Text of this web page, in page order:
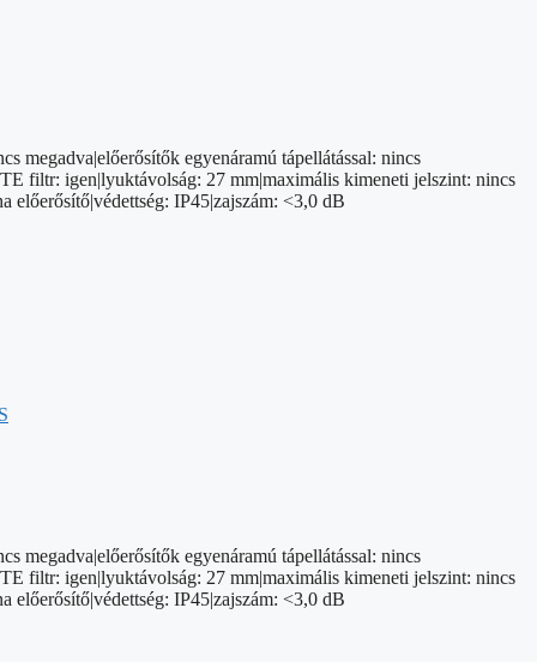
megadva|előerősítők egyenáramú tápellátással: nincs
filtr: igen|lyuktávolság: 27 mm|maximális kimeneti jelszint: nincs
előerősítő|védettség: IP45|zajszám: <3,0 dB
megadva|előerősítők egyenáramú tápellátással: nincs
filtr: igen|lyuktávolság: 27 mm|maximális kimeneti jelszint: nincs
előerősítő|védettség: IP45|zajszám: <3,0 dB